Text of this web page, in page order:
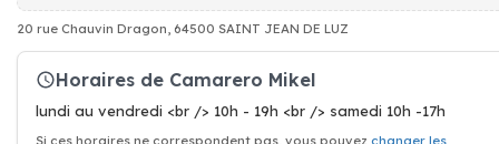
20 rue Chauvin Dragon, 64500 SAINT JEAN DE LUZ
Horaires de Camarero Mikel
lundi au vendredi <br /> 10h - 19h <br /> samedi 10h -17h
Si ces horaires ne correspondent pas, vous pouvez changer les